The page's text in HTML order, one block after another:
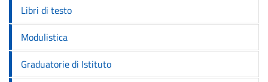
Libri di testo
Modulistica
Graduatorie di Istituto